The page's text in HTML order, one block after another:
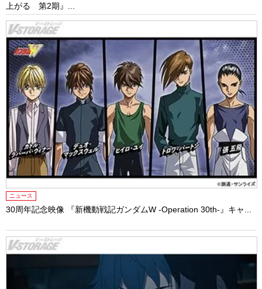
上がる 第2期』...
ニュース
30周年記念映像 『新機動戦記ガンダムW -Operation 30th-』キャ...